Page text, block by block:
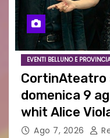
EVENTI BELLUNO E
CortinAteatro
domenica 9
whit Alice
d’Ampezzo
Ago 7, 2026